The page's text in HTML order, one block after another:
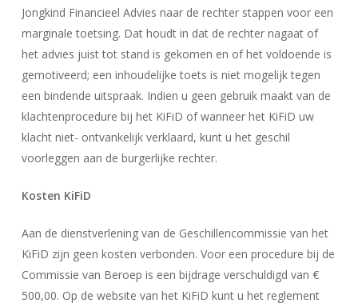
Jongkind Financieel Advies naar de rechter stappen voor een
marginale toetsing. Dat houdt in dat de rechter nagaat of
het advies juist tot stand is gekomen en of het voldoende is
gemotiveerd; een inhoudelijke toets is niet mogelijk tegen
een bindende uitspraak. Indien u geen gebruik maakt van de
klachtenprocedure bij het KiFiD of wanneer het KiFiD uw
klacht niet- ontvankelijk verklaard, kunt u het geschil
voorleggen aan de burgerlijke rechter.
Kosten KiFiD
Aan de dienstverlening van de Geschillencommissie van het
KiFiD zijn geen kosten verbonden. Voor een procedure bij de
Commissie van Beroep is een bijdrage verschuldigd van €
500,00. Op de website van het KiFiD kunt u het reglement